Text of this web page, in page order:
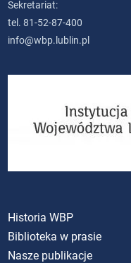
Sekretariat:
tel. 81-52-87-400
info@wbp.lublin.pl
Historia WBP
Biblioteka w prasie
Nasze publikacje